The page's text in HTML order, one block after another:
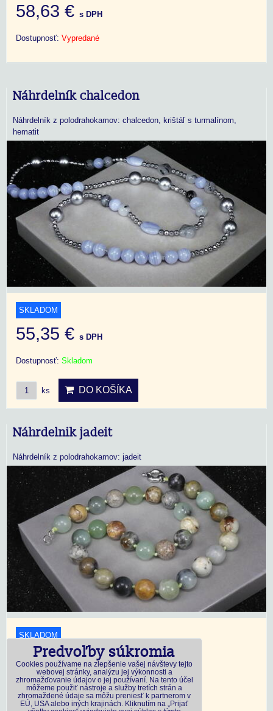
58,63 € s DPH
Dostupnosť: Vypredané
Náhrdelník chalcedon
Náhrdelník z polodrahokamov: chalcedon, krištáľ s turmalínom,
hematit
SKLADOM
55,35 € s DPH
Dostupnosť: Skladom
ks DO KOŠÍKA
Náhrdelnik jadeit
Náhrdelník z polodrahokamov: jadeit
SKLADOM
18,45 €s DPH
Dostupnosť:Skladom
Predvoľby súkromia
Cookies používame na zlepšenie vašej návštevy tejto
webovej stránky, analýzu jej výkonnosti a
zhromažďovanie údajov o jej používaní. Na tento účel
môžeme použiť nástroje a služby tretích strán a
zhromaždené údaje sa môžu preniesť k partnerom v
EÚ, USA alebo iných krajinách. Kliknutím na „Prijať